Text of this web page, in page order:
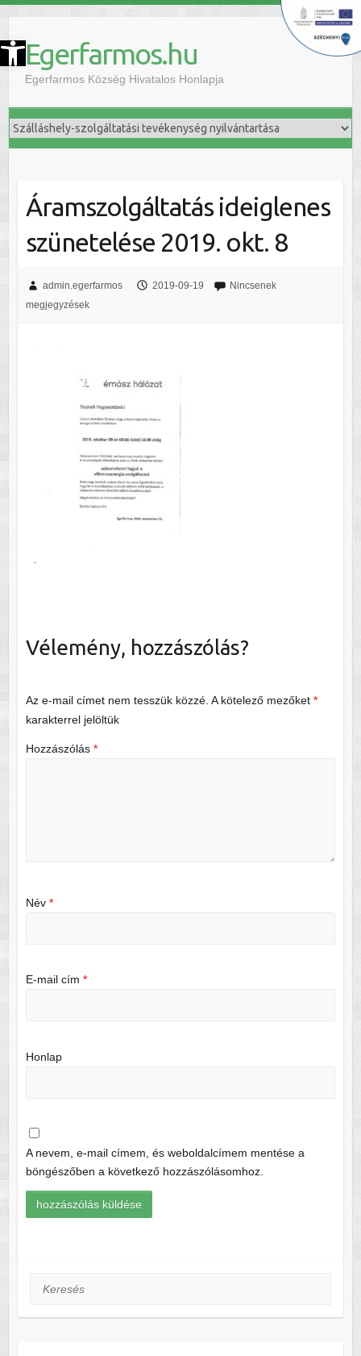
Eszköztár megnyitása Egerfarmos.hu
Egerfarmos Község Hivatalos Honlapja
Áramszolgáltatás ideiglenes
szünetelése 2019. okt. 8
admin.egerfarmos 2019-09-19
Nincsenek
megjegyzések
Vélemény, hozzászólás?
Az e-mail címet nem tesszük közzé. A kötelező mezőket *
karakterrel jelöltük
Hozzászólás *
Név *
E-mail cím *
Honlap
A nevem, e-mail címem, és weboldalcímem mentése a
böngészőben a következő hozzászólásomhoz.
Keresés